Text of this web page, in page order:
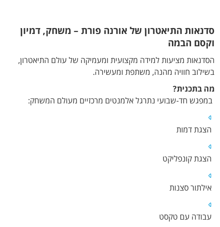
סדנאות התיאטרון של אורנה פורת – משחק, דמיון
וקסם הבמה
הסדנאות מציעות למידה מקצועית ומעמיקה של עולם התיאטרון,
בשילוב חוויה מהנה, משתפת ומעשירה.
מה בתכנית?
במפגש חד-שבועי נתרגל אלמנטים מרכזיים מעולם המשחק:
הצגת דמות
הצגת קונפליקט
אילתור סצנות
עבודה עם טקסט